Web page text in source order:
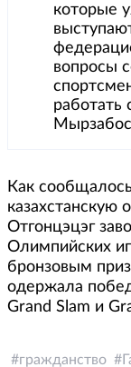
которые
вопросы
работать
Как
казахстанскую
Отгонцэцэг
Олимпийских
бронзовым
одержала
Grand Slam и
гражданство